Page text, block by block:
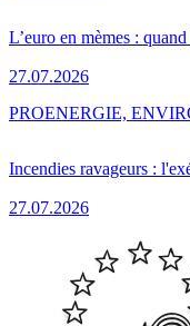
L’euro en mèmes :
27.07.2026
Incendies ravageurs :
27.07.2026
PROENERGIE,